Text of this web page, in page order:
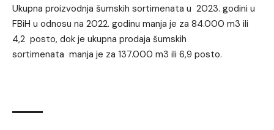
Ukupna proizvodnja šumskih sortimenata u 2023. godini u
FBiH u odnosu na 2022. godinu manja je za 84.000 m3 ili
4,2 posto, dok je ukupna prodaja šumskih
sortimenata manja je za 137.000 m3 ili 6,9 posto.